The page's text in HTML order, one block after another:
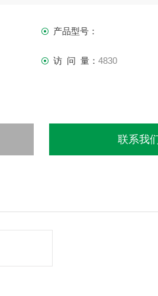
产品型号：
访 问 量： 4830
联系我